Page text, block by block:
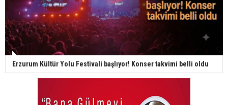
Erzurum Kültür Yolu Festivali başlıyor! Konser takvimi belli oldu